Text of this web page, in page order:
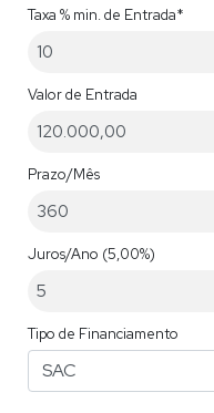
Taxa % min. de Entrada*
Valor de Entrada
Prazo/Mês
Juros/Ano (5,00%)
Tipo de Financiamento
SAC